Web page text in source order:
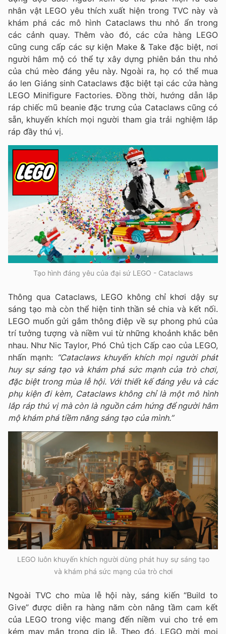
nhân vật LEGO yêu thích xuất hiện trong TVC này và
khám phá các mô hình Cataclaws thu nhỏ ẩn trong
các cảnh quay. Thêm vào đó, các cửa hàng LEGO
cũng cung cấp các sự kiện Make & Take đặc biệt, nơi
người hâm mộ có thể tự xây dựng phiên bản thu nhỏ
của chú mèo đáng yêu này. Ngoài ra, họ có thể mua
áo len Giáng sinh Cataclaws đặc biệt tại các cửa hàng
LEGO Minifigure Factories. Đồng thời, hướng dẫn lắp
ráp chiếc mũ beanie đặc trưng của Cataclaws cũng có
sẵn, khuyến khích mọi người tham gia trải nghiệm lắp
ráp đầy thú vị.
Tạo hình đáng yêu của đại sứ LEGO - Cataclaws
Thông qua Cataclaws, LEGO không chỉ khơi dậy sự
sáng tạo mà còn thể hiện tinh thần sẻ chia và kết nối.
LEGO muốn gửi gắm thông điệp về sự phong phú của
trí tưởng tượng và niềm vui từ những khoảnh khắc bên
nhau. Như Nic Taylor, Phó Chủ tịch Cấp cao của LEGO,
nhấn mạnh: “Cataclaws khuyến khích mọi người phát
huy sự sáng tạo và khám phá sức mạnh của trò chơi,
đặc biệt trong mùa lễ hội. Với thiết kế đáng yêu và các
phụ kiện đi kèm, Cataclaws không chỉ là một mô hình
lắp ráp thú vị mà còn là nguồn cảm hứng để người hâm
mộ khám phá tiềm năng sáng tạo của mình.”
LEGO luôn khuyến khích người dùng phát huy sự sáng tạo
và khám phá sức mạng của trò chơi
Ngoài TVC cho mùa lễ hội này, sáng kiến “Build to
Give” được diễn ra hàng năm còn nâng tầm cam kết
của LEGO trong việc mang đến niềm vui cho trẻ em
kém may mắn trong dịp lễ. Theo đó, LEGO mời mọi